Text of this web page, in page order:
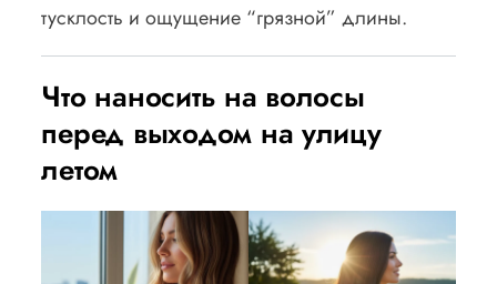
тусклость и ощущение “грязной” длины.
Что наносить на волосы
перед выходом на улицу
летом